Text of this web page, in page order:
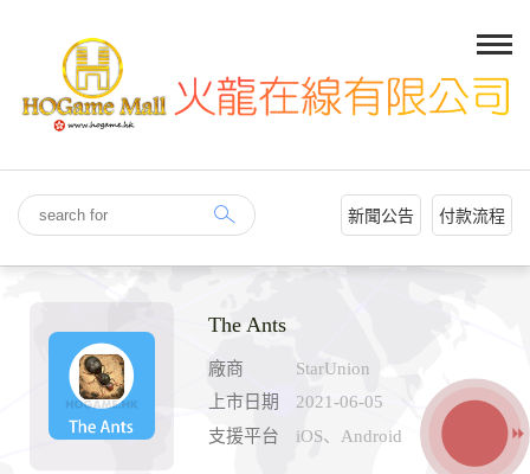
新聞公告 付款流程
The Ants
廠商
StarUnion
上市日期
2021-06-05
支援平台
iOS、Android